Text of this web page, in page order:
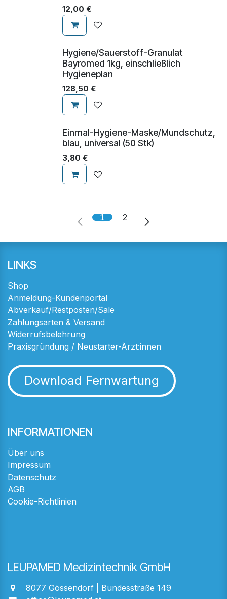
12,00 €
Hygiene/Sauerstoff-Granulat
Bayromed 1kg, einschließlich
Hygieneplan
128,50 €
​​​​​Einmal-Hygiene-Maske/Mundschutz,
blau, universal (50 Stk)
3,80 €
1 2
LINKS
Shop
Anmeldung-Kundenportal
Abverkauf/Restposten/Sale
Zahlungsarten & Versand
Widerrufsbelehrung
Praxisgründung / Neustarter-Ärzt:innen
Download Fernwartung
INFORMATIONEN
Über uns
Impressum
Datenschutz
AGB
Cookie-Richtlinien
LEUPAMED Medizintechnik GmbH
8077 Gössendorf | Bundesstraße 149